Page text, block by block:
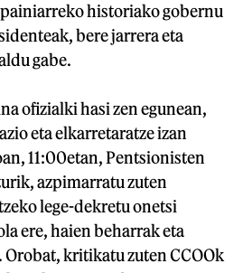
historiako gobernu
bere jarrera eta
gabe.
ofizialki hasi zen egunean,
eta elkarretaratze izan
11:00etan, Pentsionisten
azpimarratu zuten
lege-dekretu onetsi
ere, haien beharrak eta
Orobat, kritikatu zuten CCOOk